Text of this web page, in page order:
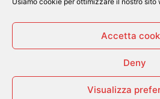
Accetta
Deny
Visualizza
© 2026 Tutti i diritti riservati - Italia Notizie
Cronaca